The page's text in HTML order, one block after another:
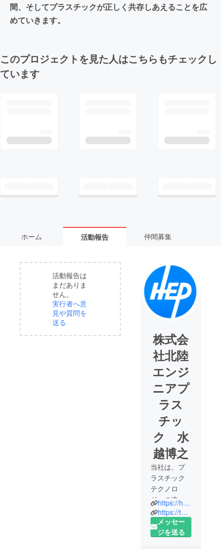
間、そしてプラスチックが正しく共存しあえることを広
めていきます。
このプロジェクトを見た人はこちらもチェックし
ています
ホーム 活動報告 仲間募集
活動報告は
まだありま
せん。
実行者へ意
見や質問を
送る
株式会
社北陸
エンジ
ニアプ
ラス
チッ
ク 水
越博之
当社は、プ
ラスチック
テクノロ
ジーの進化
にともなう
ユーザー
ニーズに、
https://hokuriku-ep.co.jp/
https://twitter.com/5JV89HSEvyjUTF7
メッセー
ジを送る